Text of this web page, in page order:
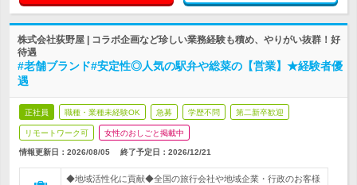
株式会社荻野屋 | コラボ企画など珍しい業務経験も積め、やりがい抜群！好
待遇
#老舗ブランド#安定性◎人気の駅弁や総菜の【営業】★経験者優
遇
正社員 職種・業種未経験OK 急募 学歴不問 第二新卒歓迎
リモートワーク可 女性のおしごと掲載中
情報更新日：2026/08/05 終了予定日： 2026/12/21
◆地域活性化に貢献◆全国の旅行会社や地域企業・行政のお客様